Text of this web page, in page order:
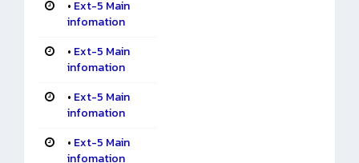
• Ext-5 Main
infomation
• Ext-5 Main
infomation
• Ext-5 Main
infomation
• Ext-5 Main
infomation